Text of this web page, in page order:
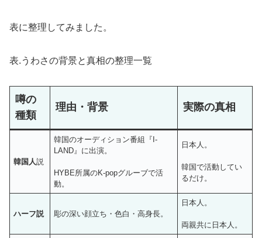
表に整理してみました。
表.うわさの背景と真相の整理一覧
噂の
種類
理由・背景 実際の真相
韓国人説
韓国のオーディション番組『I-
LAND』に出演。
HYBE所属のK-popグルーブで活
動。
日本人。
韓国で活動してい
るだけ。
ハーフ説 彫の深い顔立ち・色白・高身長。
日本人。
両親共に日本人。